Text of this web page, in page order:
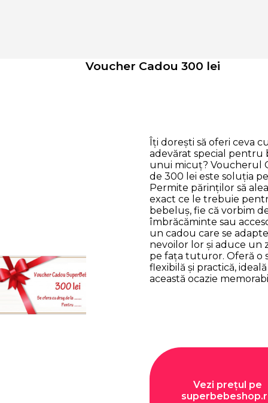
Voucher Cadou 300 lei
Îți dorești să oferi ceva
adevărat special pentru
unui micuț? Voucherul
de 300 lei este soluția
Permite părinților să
exact ce le trebuie
bebeluș, fie că vorbim
îmbrăcăminte sau
un cadou care se
nevoilor lor și aduce un
pe fața tuturor. Oferă o
flexibilă și practică,
această ocazie
Vezi prețul pe